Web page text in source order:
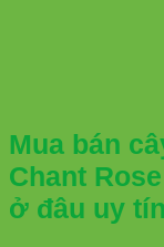
Mua bán
Chant
ở đâu uy